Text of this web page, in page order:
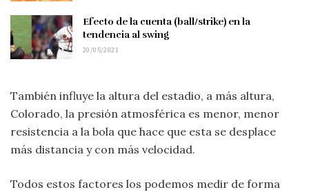
Efecto de la cuenta (ball/strike) en la
tendencia al swing
20/05/2021
También influye la altura del estadio, a más altura,
Colorado, la presión atmosférica es menor, menor
resistencia a la bola que hace que esta se desplace
más distancia y con más velocidad.
Todos estos factores los podemos medir de forma